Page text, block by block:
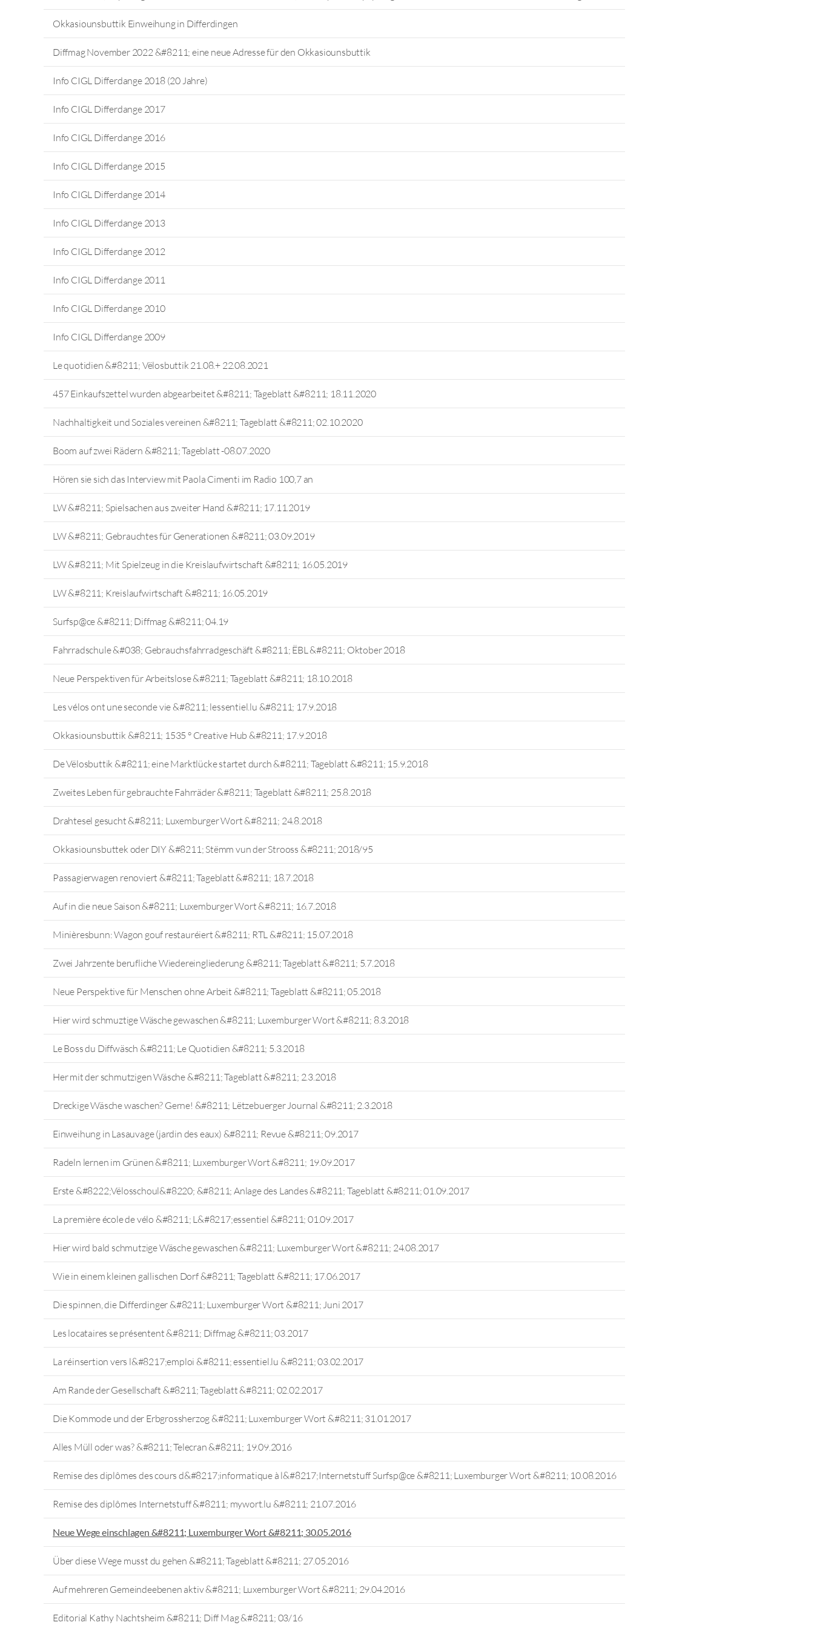
Okkasiounsbuttik Einweihung in Differdingen
Diffmag November 2022 &#8211; eine neue Adresse für den Okkasiounsbuttik
Info CIGL Differdange 2018 (20 Jahre)
Info CIGL Differdange 2017
Info CIGL Differdange 2016
Info CIGL Differdange 2015
Info CIGL Differdange 2014
Info CIGL Differdange 2013
Info CIGL Differdange 2012
Info CIGL Differdange 2011
Info CIGL Differdange 2010
Info CIGL Differdange 2009
Le quotidien &#8211; Vëlosbuttik 21.08.+ 22.08.2021
457 Einkaufszettel wurden abgearbeitet &#8211; Tageblatt &#8211; 18.11.2020
Nachhaltigkeit und Soziales vereinen &#8211; Tageblatt &#8211; 02.10.2020
Boom auf zwei Rädern &#8211; Tageblatt -08.07.2020
Hören sie sich das Interview mit Paola Cimenti im Radio 100,7 an
LW &#8211; Spielsachen aus zweiter Hand &#8211; 17.11.2019
LW &#8211; Gebrauchtes für Generationen &#8211; 03.09.2019
LW &#8211; Mit Spielzeug in die Kreislaufwirtschaft &#8211; 16.05.2019
LW &#8211; Kreislaufwirtschaft &#8211; 16.05.2019
Surfsp@ce &#8211; Diffmag &#8211; 04.19
Fahrradschule &#038; Gebrauchsfahrradgeschäft &#8211; ËBL &#8211; Oktober 2018
Neue Perspektiven für Arbeitslose &#8211; Tageblatt &#8211; 18.10.2018
Les vélos ont une seconde vie &#8211; lessentiel.lu &#8211; 17.9.2018
Okkasiounsbuttik &#8211; 1535 ° Creative Hub &#8211; 17.9.2018
De Vëlosbuttik &#8211; eine Marktlücke startet durch &#8211; Tageblatt &#8211; 15.9.2018
Zweites Leben für gebrauchte Fahrräder &#8211; Tageblatt &#8211; 25.8.2018
Drahtesel gesucht &#8211; Luxemburger Wort &#8211; 24.8.2018
Okkasiounsbuttek oder DIY &#8211; Stëmm vun der Strooss &#8211; 2018/95
Passagierwagen renoviert &#8211; Tageblatt &#8211; 18.7.2018
Auf in die neue Saison &#8211; Luxemburger Wort &#8211; 16.7.2018
Minièresbunn: Wagon gouf restauréiert &#8211; RTL &#8211; 15.07.2018
Zwei Jahrzente berufliche Wiedereingliederung &#8211; Tageblatt &#8211; 5.7.2018
Neue Perspektive für Menschen ohne Arbeit &#8211; Tageblatt &#8211; 05.2018
Hier wird schmuztige Wäsche gewaschen &#8211; Luxemburger Wort &#8211; 8.3.2018
Le Boss du Diffwäsch &#8211; Le Quotidien &#8211; 5.3.2018
Her mit der schmutzigen Wäsche &#8211; Tageblatt &#8211; 2.3.2018
Dreckige Wäsche waschen? Gerne! &#8211; Lëtzebuerger Journal &#8211; 2.3.2018
Einweihung in Lasauvage (jardin des eaux) &#8211; Revue &#8211; 09.2017
Radeln lernen im Grünen &#8211; Luxemburger Wort &#8211; 19.09.2017
Erste &#8222;Vëlosschoul&#8220; &#8211; Anlage des Landes &#8211; Tageblatt &#8211; 01.09.2017
La première école de vélo &#8211; L&#8217;essentiel &#8211; 01.09.2017
Hier wird bald schmutzige Wäsche gewaschen &#8211; Luxemburger Wort &#8211; 24.08.2017
Wie in einem kleinen gallischen Dorf &#8211; Tageblatt &#8211; 17.06.2017
Die spinnen, die Differdinger &#8211; Luxemburger Wort &#8211; Juni 2017
Les locataires se présentent &#8211; Diffmag &#8211; 03.2017
La réinsertion vers l&#8217;emploi &#8211; essentiel.lu &#8211; 03.02.2017
Am Rande der Gesellschaft &#8211; Tageblatt &#8211; 02.02.2017
Die Kommode und der Erbgrossherzog &#8211; Luxemburger Wort &#8211; 31.01.2017
Alles Müll oder was? &#8211; Telecran &#8211; 19.09.2016
Remise des diplômes des cours d&#8217;informatique à l&#8217;Internetstuff Surfsp@ce &#8211; Luxemburger Wort &#8211; 10.08.2016
Remise des diplômes Internetstuff &#8211; mywort.lu &#8211; 21.07.2016
Neue Wege einschlagen &#8211; Luxemburger Wort &#8211; 30.05.2016
Über diese Wege musst du gehen &#8211; Tageblatt &#8211; 27.05.2016
Auf mehreren Gemeindeebenen aktiv &#8211; Luxemburger Wort &#8211; 29.04.2016
Editorial Kathy Nachtsheim &#8211; Diff Mag &#8211; 03/16